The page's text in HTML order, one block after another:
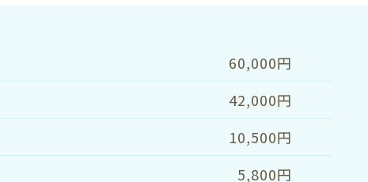
60,000円
42,000円
10,500円
5,800円